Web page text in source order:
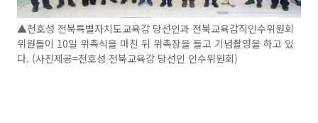
▲천호성 전북특별자치도교육감 당선인과 전북교육감직인수위원회
위원들이 10일 위촉식을 마친 뒤 위촉장을 들고 기념촬영을 하고 있
다. (사진제공=천호성 전북교육감 당선인 인수위원회)